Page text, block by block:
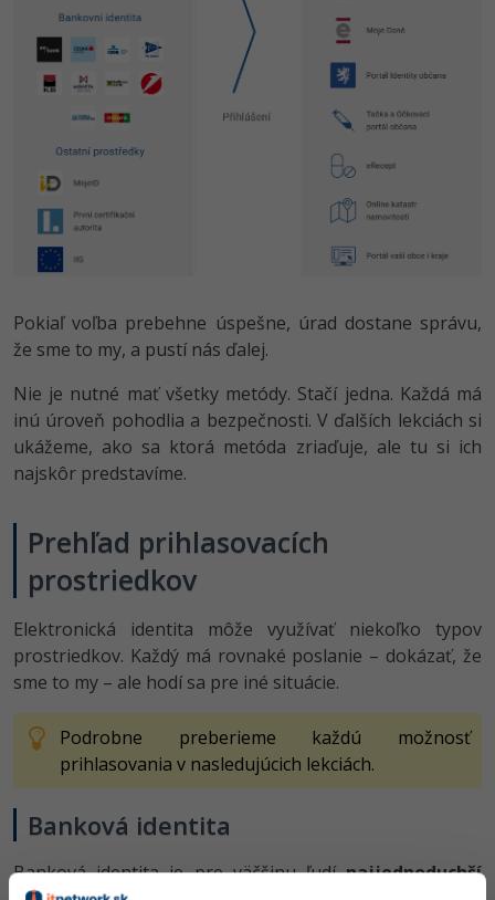
Pokiaľ voľba prebehne úspešne, úrad dostane správu,
že sme to my, a pustí nás ďalej.
Nie je nutné mať všetky metódy. Stačí jedna. Každá má
inú úroveň pohodlia a bezpečnosti. V ďalších lekciách si
ukážeme, ako sa ktorá metóda zriaďuje, ale tu si ich
najskôr predstavíme.
Prehľad prihlasovacích
prostriedkov
Elektronická identita môže využívať niekoľko typov
prostriedkov. Každý má rovnaké poslanie – dokázať, že
sme to my – ale hodí sa pre iné situácie.
Podrobne preberieme každú možnosť
prihlasovania v nasledujúcich lekciách.
Banková identita
Banková identita je pre väčšinu ľudínajjednoduchší